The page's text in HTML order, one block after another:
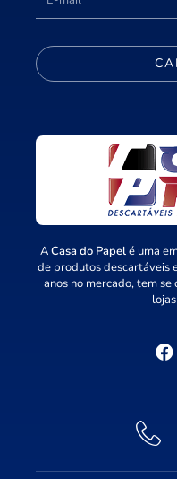
ACasa do Papelé uma
de produtos descartáveis
anos no mercado, tem